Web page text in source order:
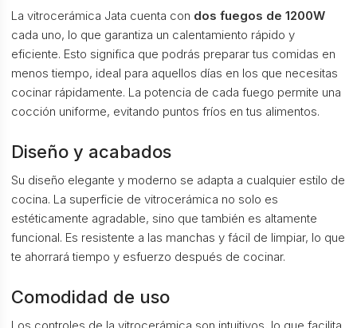
La vitrocerámica Jata cuenta con dos fuegos de 1200W
cada uno, lo que garantiza un calentamiento rápido y
eficiente. Esto significa que podrás preparar tus comidas en
menos tiempo, ideal para aquellos días en los que necesitas
cocinar rápidamente. La potencia de cada fuego permite una
cocción uniforme, evitando puntos fríos en tus alimentos.
Diseño y acabados
Su diseño elegante y moderno se adapta a cualquier estilo de
cocina. La superficie de vitrocerámica no solo es
estéticamente agradable, sino que también es altamente
funcional. Es resistente a las manchas y fácil de limpiar, lo que
te ahorrará tiempo y esfuerzo después de cocinar.
Comodidad de uso